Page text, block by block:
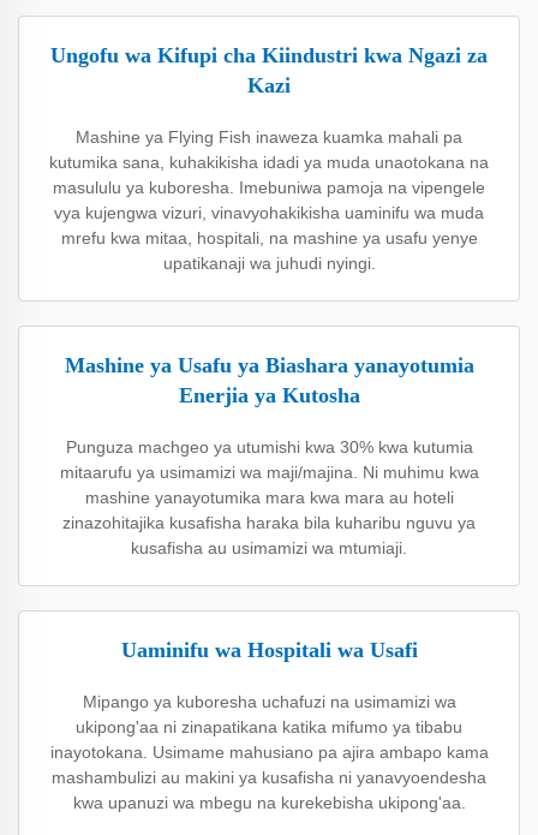
Ungofu wa Kifupi cha Kiindustri kwa Ngazi za
Kazi
Mashine ya Flying Fish inaweza kuamka mahali pa
kutumika sana, kuhakikisha idadi ya muda unaotokana na
masululu ya kuboresha. Imebuniwa pamoja na vipengele
vya kujengwa vizuri, vinavyohakikisha uaminifu wa muda
mrefu kwa mitaa, hospitali, na mashine ya usafu yenye
upatikanaji wa juhudi nyingi.
Mashine ya Usafu ya Biashara yanayotumia
Enerjia ya Kutosha
Punguza machgeo ya utumishi kwa 30% kwa kutumia
mitaarufu ya usimamizi wa maji/majina. Ni muhimu kwa
mashine yanayotumika mara kwa mara au hoteli
zinazohitajika kusafisha haraka bila kuharibu nguvu ya
kusafisha au usimamizi wa mtumiaji.
Uaminifu wa Hospitali wa Usafi
Mipango ya kuboresha uchafuzi na usimamizi wa
ukipong'aa ni zinapatikana katika mifumo ya tibabu
inayotokana. Usimame mahusiano pa ajira ambapo kama
mashambulizi au makini ya kusafisha ni yanavyoendesha
kwa upanuzi wa mbegu na kurekebisha ukipong'aa.